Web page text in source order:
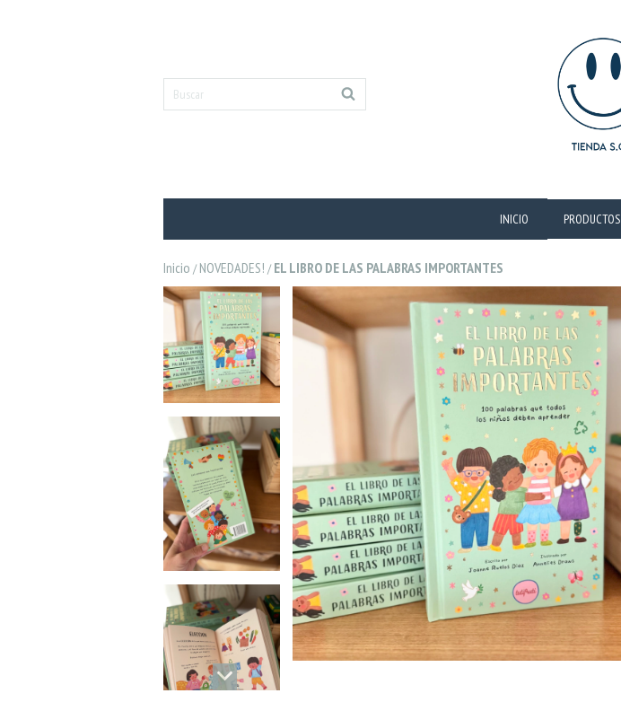
INICIO PRODUCTOS
Inicio / NOVEDADES! / EL LIBRO DE LAS PALABRAS IMPORTANTES